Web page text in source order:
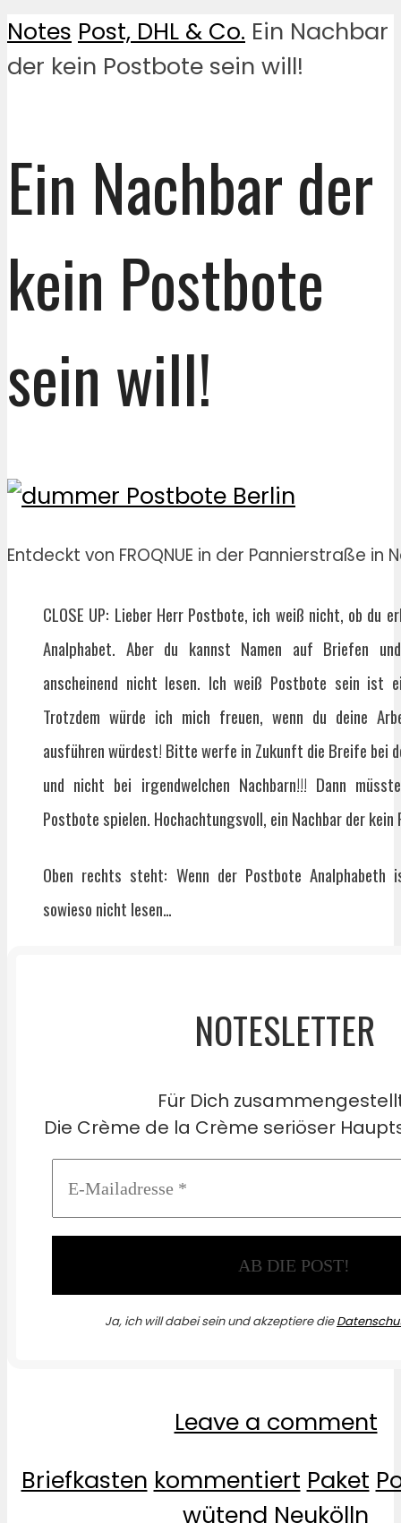
Notes Post, DHL & Co. Ein Nachbar
der kein Postbote sein will!
Ein Nachbar der
kein Postbote
sein will!
Entdeckt von FROQNUE in der Pannierstraße in
CLOSE UP: Lieber Herr Postbote, ich weiß nicht, ob du
Analphabet. Aber du kannst Namen auf Briefen
anscheinend nicht lesen. Ich weiß Postbote sein ist
Trotzdem würde ich mich freuen, wenn du deine
ausführen würdest! Bitte werfe in Zukunft die Breife bei
und nicht bei irgendwelchen Nachbarn!!! Dann
Postbote spielen. Hochachtungsvoll, ein Nachbar der
Oben rechts steht: Wenn der Postbote
sowieso nicht lesen…
NOTESLETTER
Für Dich
Die Crème de la Crème seriöser
Ja, ich will dabei sein und akzeptiere die
Leave a comment
Briefkasten kommentiert Paket
wütend Neukölln